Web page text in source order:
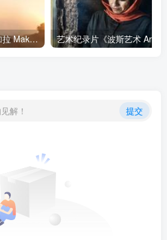
社会生活纪录片《马加拉 Makala》下载
解！ 提交